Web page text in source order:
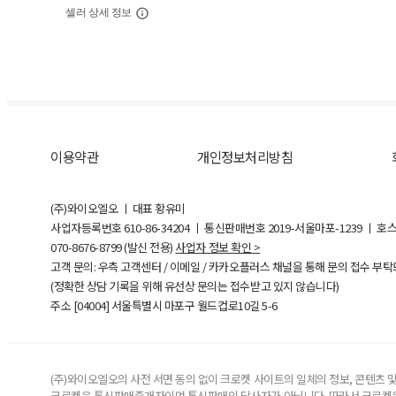
셀러 상세 정보
이용약관 개인정보처리방침
(주)와이오엘오 ㅣ 대표 황유미
사업자등록번호610-86-34204ㅣ 통신판매번호 2019-서울마포-1239 ㅣ 호
070-8676-8799 (발신 전용) 사업자 정보 확인 >
고객 문의: 우측 고객센터 / 이메일 / 카카오플러스 채널을 통해 문의 접수 부
(정확한 상담 기록을 위해 유선상 문의는 접수받고 있지 않습니다)
주소 [04004] 서울특별시 마포구 월드컵로10길5-6
(주)와이오엘오의 사전 서면 동의 없이 크로켓 사이트의 일체의 정보, 콘텐츠